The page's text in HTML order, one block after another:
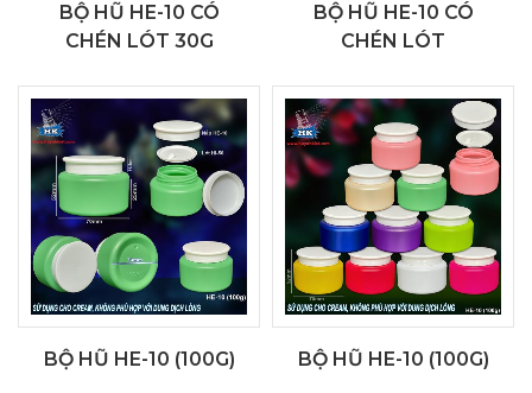
BỘ HŨ HE-10 CÓ
CHÉN LÓT 30G
BỘ HŨ HE-10 CÓ
CHÉN LÓT
BỘ HŨ HE-10 (100G) BỘ HŨ HE-10 (100G)